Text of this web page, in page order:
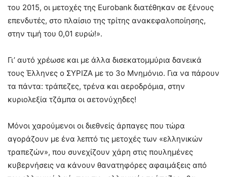
του 2015, οι μετοχές της Eurobank διατέθηκαν σε ξένους
επενδυτές, στο πλαίσιο της τρίτης ανακεφαλοποίησης,
στην τιμή του 0,01 ευρώ!».
Γι’ αυτό χρέωσε και με άλλα δισεκατομμύρια δανεικά
τους Έλληνες ο ΣΥΡΙΖΑ με το 3o Mνημόνιο. Για να πάρουν
τα πάντα: τράπεζες, τρένα και αεροδρόμια, στην
κυριολεξία τζάμπα οι αετονύχηδες!
Μόνοι χαρούμενοι οι διεθνείς άρπαγες που τώρα
αγοράζουν με ένα λεπτό τις μετοχές των «ελληνικών
τραπεζών», που συνεχίζουν χάρη στις πουλημένες
κυβερνήσεις να κάνουν θανατηφόρες αφαιμάξεις από